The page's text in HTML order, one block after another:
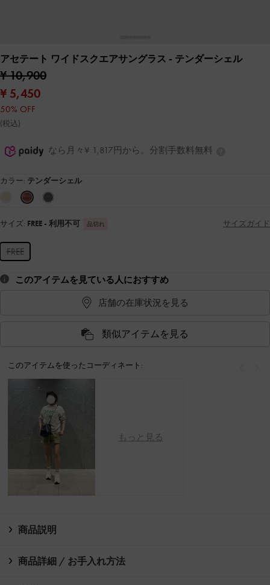
アセテート ワイドスクエアサングラス - テンダーシェル
¥ 10,900
¥ 5,450
50% OFF
(税込)
なら月々¥ 1,817円から。分割手数料無料
カラー: テンダーシェル
サイズ: FREE - 利用不可 品切れ サイズガイド
FREE
このアイテムを見ている人におすすめ
店舗の在庫状況を見る
類似アイテムを見る
このアイテムを使ったコーディネート:
もっと見る
商品説明
商品詳細 / お手入れ方法